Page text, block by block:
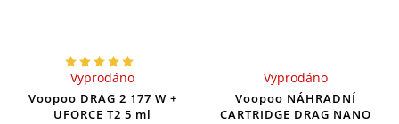
Voopoo DRAG 2 177 W +
UFORCE T2 5 ml
Vyprodáno
Voopoo NÁHRADNÍ
CARTRIDGE DRAG NANO
Vyprodáno